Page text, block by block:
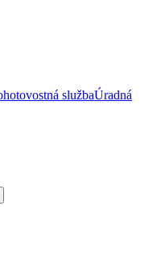
službaÚradná